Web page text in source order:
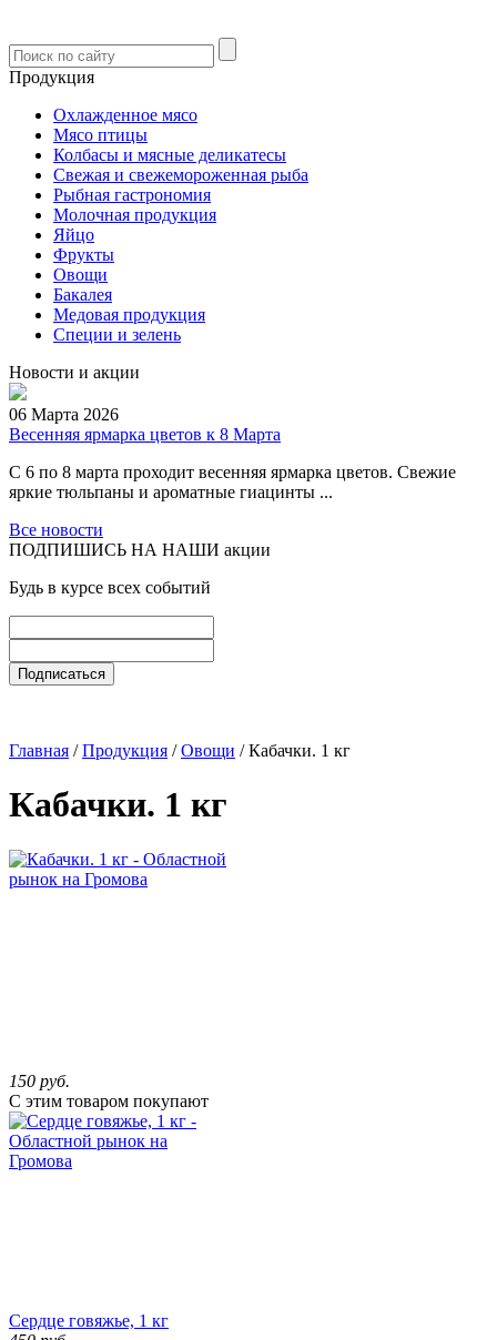
Продукция
Охлажденное мясо
Мясо птицы
Колбасы и мясные деликатесы
Свежая и свежемороженная рыба
Рыбная гастрономия
Молочная продукция
Яйцо
Фрукты
Овощи
Бакалея
Медовая продукция
Специи и зелень
Новости и акции
06 Марта 2026
Весенняя ярмарка цветов к 8 Марта
С 6 по 8 марта проходит весенняя ярмарка цветов. Свежие
яркие тюльпаны и ароматные гиацинты ...
Все новости
ПОДПИШИСЬ НА НАШИ акции
Будь в курсе всех событий
Главная /Продукция /Овощи / Кабачки. 1 кг
Кабачки. 1 кг
150 руб.
С этим товаром покупают
Сердце говяжье, 1 кг